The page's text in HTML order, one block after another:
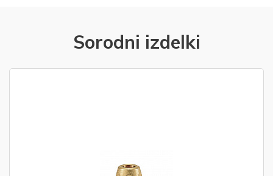
Sorodni izdelki